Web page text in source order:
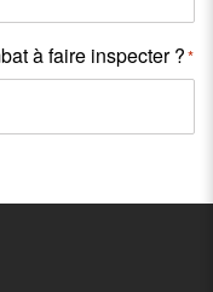
à faire inspecter ?*